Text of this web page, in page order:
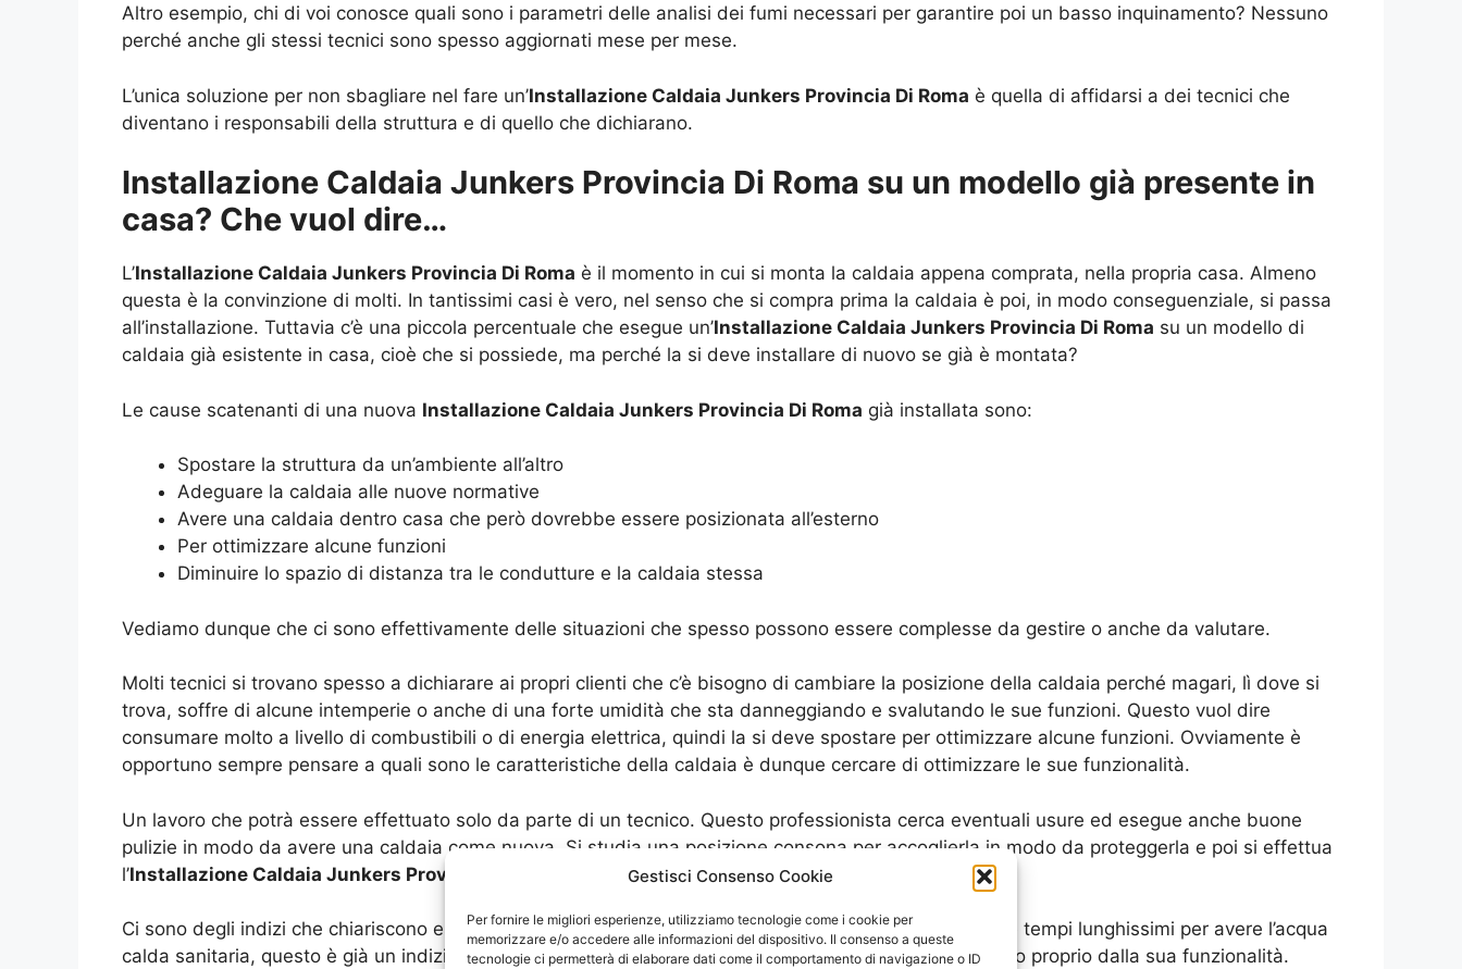
Gestisci Consenso Cookie
Per fornire le migliori esperienze, utilizziamo tecnologie come i cookie per
memorizzare e/o accedere alle informazioni del dispositivo. Il consenso a queste
tecnologie ci permetterà di elaborare dati come il comportamento di navigazione o ID
Altro esempio, chi di voi conosce quali sono i parametri delle analisi dei fumi necessari per garantire poi un basso inquinamento? Nessuno
perché anche gli stessi tecnici sono spesso aggiornati mese per mese.
L’unica soluzione per non sbagliare nel fare un’Installazione Caldaia Junkers Provincia Di Roma è quella di affidarsi a dei tecnici che
diventano i responsabili della struttura e di quello che dichiarano.
Installazione Caldaia Junkers Provincia Di Roma su un modello già presente in
casa? Che vuol dire…
L’Installazione Caldaia Junkers Provincia Di Roma è il momento in cui si monta la caldaia appena comprata, nella propria casa. Almeno
questa è la convinzione di molti. In tantissimi casi è vero, nel senso che si compra prima la caldaia è poi, in modo conseguenziale, si passa
all’installazione. Tuttavia c’è una piccola percentuale che esegue un’Installazione Caldaia Junkers Provincia Di Roma su un modello di
caldaia già esistente in casa, cioè che si possiede, ma perché la si deve installare di nuovo se già è montata?
Le cause scatenanti di una nuova Installazione Caldaia Junkers Provincia Di Roma già installata sono:
Spostare la struttura da un’ambiente all’altro
Adeguare la caldaia alle nuove normative
Avere una caldaia dentro casa che però dovrebbe essere posizionata all’esterno
Per ottimizzare alcune funzioni
Diminuire lo spazio di distanza tra le condutture e la caldaia stessa
Vediamo dunque che ci sono effettivamente delle situazioni che spesso possono essere complesse da gestire o anche da valutare.
Molti tecnici si trovano spesso a dichiarare ai propri clienti che c’è bisogno di cambiare la posizione della caldaia perché magari, lì dove si
trova, soffre di alcune intemperie o anche di una forte umidità che sta danneggiando e svalutando le sue funzioni. Questo vuol dire
consumare molto a livello di combustibili o di energia elettrica, quindi la si deve spostare per ottimizzare alcune funzioni. Ovviamente è
opportuno sempre pensare a quali sono le caratteristiche della caldaia è dunque cercare di ottimizzare le sue funzionalità.
Un lavoro che potrà essere effettuato solo da parte di un tecnico. Questo professionista cerca eventuali usure ed esegue anche buone
pulizie in modo da avere una caldaia come nuova. Si studia una posizione consona per accoglierla in modo da proteggerla e poi si effettua
l’Installazione Caldaia Junkers Provincia Di Roma
Ci sono degli indizi che chiariscono esattamente quali sono i problemi che la caldaia sta avendo, come tempi lunghissimi per avere l’acqua
calda sanitaria, questo è già un indizio che indica che ci sono intemperie o altri elementi che dipendono proprio dalla sua funzionalità.